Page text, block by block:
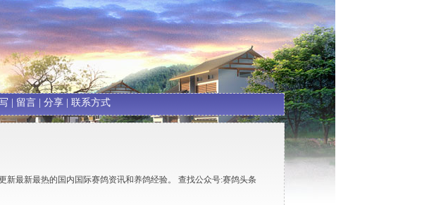
留言| 分享| 联系方式
最新最热的国内国际赛鸽资讯和养鸽经验。 查找公众号:赛鸽头条